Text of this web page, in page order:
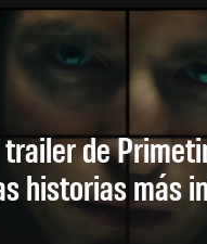
trailer de
historias más